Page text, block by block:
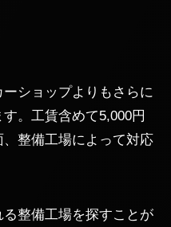
ショップよりもさらに
。工賃含めて5,000円
整備工場によって対応
整備工場を探すことが